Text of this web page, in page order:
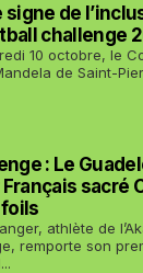
de
challenge
10 octobre, le
de Saint-
: Le
sacré
athlète de
remporte son